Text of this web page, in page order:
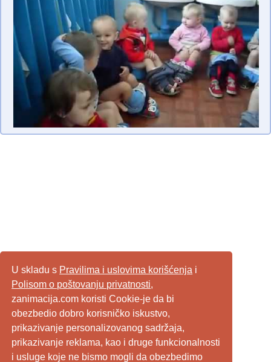
U skladu s Pravilima i uslovima korišćenja i
Polisom o poštovanju privatnosti,
zanimacija.com koristi Cookie-je da bi
obezbedio dobro korisničko iskustvo,
prikazivanje personalizovanog sadržaja,
prikazivanje reklama, kao i druge funkcionalnosti
i usluge koje ne bismo mogli da obezbedimo